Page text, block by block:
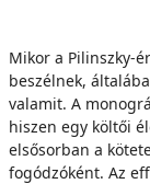
Mikor a Pilinszky-
beszélnek,
valamit. A
hiszen egy költői
elsősorban a
fogódzóként. Az